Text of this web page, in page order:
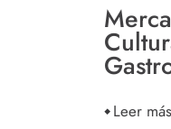
Leer más